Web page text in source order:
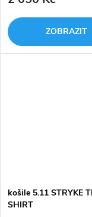
ZOBRAZIT
košile 5.11 STRYKE
SHIRT